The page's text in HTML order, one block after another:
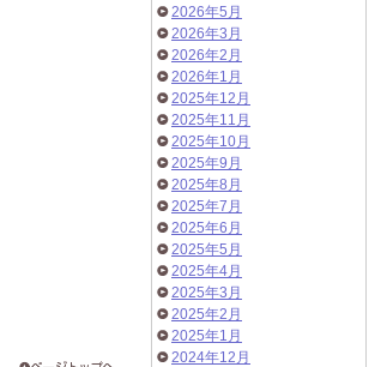
2026年5月
2026年3月
2026年2月
2026年1月
2025年12月
2025年11月
2025年10月
2025年9月
2025年8月
2025年7月
2025年6月
2025年5月
2025年4月
2025年3月
2025年2月
2025年1月
2024年12月